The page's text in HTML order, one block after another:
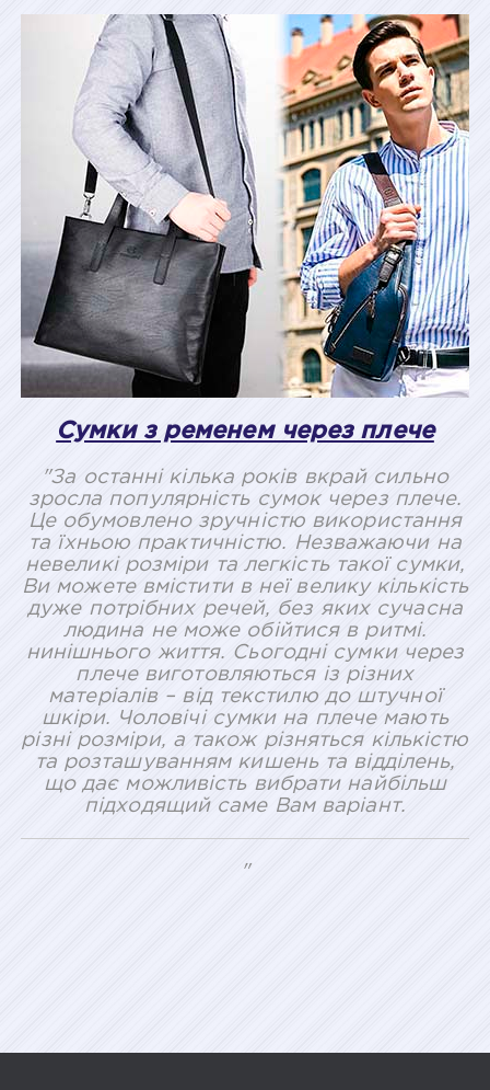
Сумки з ременем через плече
"За останні кілька років вкрай сильно
зросла популярність сумок через плече.
Це обумовлено зручністю використання
та їхньою практичністю. Незважаючи на
невеликі розміри та легкість такої сумки,
Ви можете вмістити в неї велику кількість
дуже потрібних речей, без яких сучасна
людина не може обійтися в ритмі.
нинішнього життя. Сьогодні сумки через
плече виготовляються із різних
матеріалів – від текстилю до штучної
шкіри. Чоловічі сумки на плече мають
різні розміри, а також різняться кількістю
та розташуванням кишень та відділень,
що дає можливість вибрати найбільш
підходящий саме Вам варіант.
"